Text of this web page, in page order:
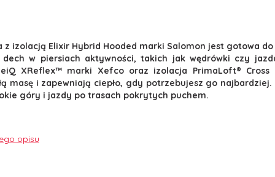
z izolacją Elixir Hybrid Hooded marki Salomon jest gotowa
dech w piersiach aktywności, takich jak wędrówki czy
XReflex™ marki Xefco oraz izolacja PrimaLoft®
masę i zapewniają ciepło, gdy potrzebujesz go
góry i jazdy po trasach pokrytych puchem.
opisu